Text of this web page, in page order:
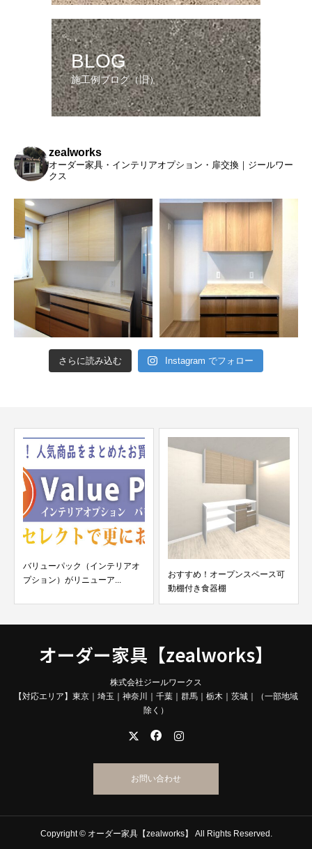
BLOG
施工例ブログ（旧）
zealworks
オーダー家具・インテリアオプション・扉交換｜ジールワー
クス
さらに読み込む Instagram でフォロー
バリューパック（インテリアオ
プション）がリニューア...
おすすめ！オープンスペース可
動棚付き食器棚
オーダー家具【zealworks】
株式会社ジールワークス
【対応エリア】東京｜埼玉｜神奈川｜千葉｜群馬｜栃木｜茨城｜（一部地域
除く）
お問い合わせ
Copyright © オーダー家具【zealworks】 All Rights Reserved.